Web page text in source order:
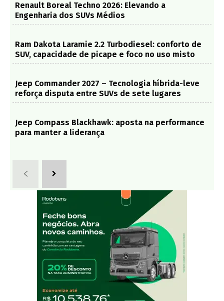
Renault Boreal Techno 2026: Elevando a
Engenharia dos SUVs Médios
Ram Dakota Laramie 2.2 Turbodiesel: conforto de
SUV, capacidade de picape e foco no uso misto
Jeep Commander 2027 – Tecnologia híbrida-leve
reforça disputa entre SUVs de sete lugares
Jeep Compass Blackhawk: aposta na performance
para manter a liderança